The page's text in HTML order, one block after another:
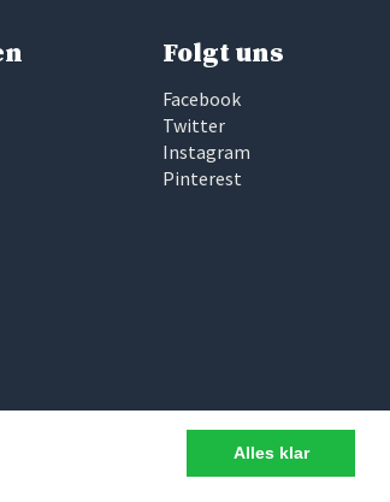
Alles klar
Folgt uns
Facebook
Twitter
Instagram
Pinterest
haben wir bei